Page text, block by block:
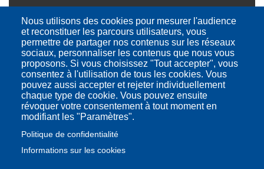
Ressources théologiques et philosophiques
Nous utilisons des cookies pour mesurer l'audience
et reconstituer les parcours utilisateurs, vous
permettre de partager nos contenus sur les réseaux
sociaux, personnaliser les contenus que nous vous
proposons. Si vous choisissez "Tout accepter", vous
consentez à l'utilisation de tous les cookies. Vous
pouvez aussi accepter et rejeter individuellement
chaque type de cookie. Vous pouvez ensuite
révoquer votre consentement à tout moment en
modifiant les "Paramètres".
Politique de confidentialité
Informations sur les cookies